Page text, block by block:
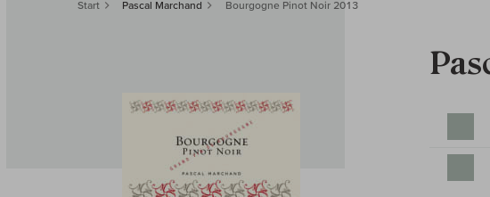
Start Pascal Marchand Bourgogne Pinot Noir 2013